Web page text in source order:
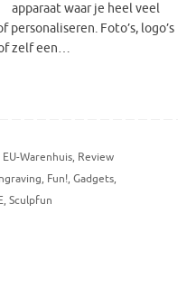
apparaat waar je heel veel
Foto’s, logo’s
zelf een…
EU-Warenhuis, Review
, Fun!, Gadgets,
, Sculpfun